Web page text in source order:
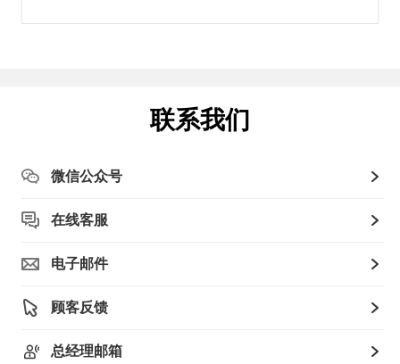
联系我们
微信公众号
在线客服
电子邮件
顾客反馈
总经理邮箱